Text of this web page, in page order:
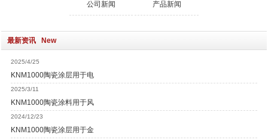
公司新闻 产品新闻
最新资讯 New
2025/4/25
KNM1000陶瓷涂层用于电
2025/3/11
KNM1000陶瓷涂料用于风
2024/12/23
KNM1000陶瓷涂层用于金